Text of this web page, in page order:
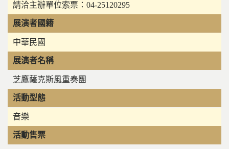
請洽主辦單位索票：04-25120295
展演者國籍
中華民國
展演者名稱
芝鷹薩克斯風重奏團
活動型態
音樂
活動售票